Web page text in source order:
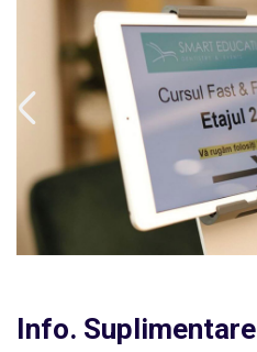
Previous
Info. Suplimentare